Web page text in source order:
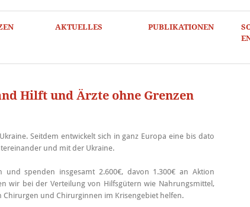
AKTUELLES PUBLIKATIONEN
Hilft und Ärzte ohne Grenzen
Seitdem entwickelt sich in ganz Europa eine bis dato
und mit der Ukraine.
spenden insgesamt 2.600€, davon 1.300€ an Aktion
wir bei der Verteilung von Hilfsgütern wie Nahrungsmittel,
und Chirurginnen im Krisengebiet helfen.